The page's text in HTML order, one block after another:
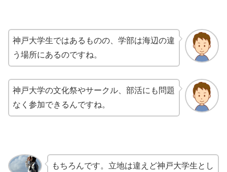
神戸大学生ではあるものの、学部は海辺の違
う場所にあるのですね。
神戸大学の文化祭やサークル、部活にも問題
なく参加できるんですね。
もちろんです。立地は違えど神戸大学生とし